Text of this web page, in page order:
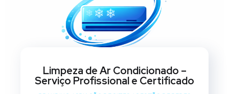
Limpeza de Ar Condicionado –
Serviço Profissional e Certificado